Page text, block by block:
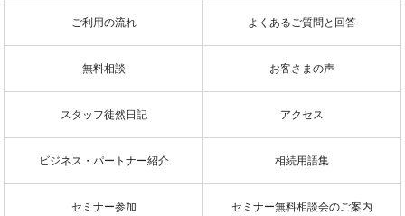
ご利用の流れ よくあるご質問と回答
無料相談 お客さまの声
スタッフ徒然日記 アクセス
ビジネス・パートナー紹介 相続用語集
セミナー参加 セミナー無料相談会のご案内